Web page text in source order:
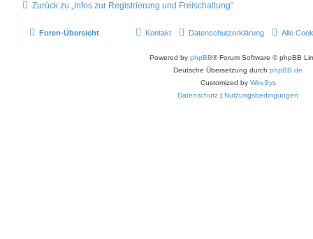
Zurück zu „Infos zur Registrierung und Freischaltung“
Foren-Übersicht Alle
Datenschutzerklärung
Kontakt
Powered by phpBB® Forum Software © phpBB
Deutsche Übersetzung durch phpBB.de
Customized by WireSys
Datenschutz | Nutzungsbedingungen